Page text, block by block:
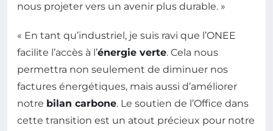
nous projeter vers un avenir plus durable. »
« En tant qu’industriel, je suis ravi que l’ONEE
facilite l’accès à l’énergie verte. Cela nous
permettra non seulement de diminuer nos
factures énergétiques, mais aussi d’améliorer
notre bilan carbone. Le soutien de l’Office dans
cette transition est un atout précieux pour notre